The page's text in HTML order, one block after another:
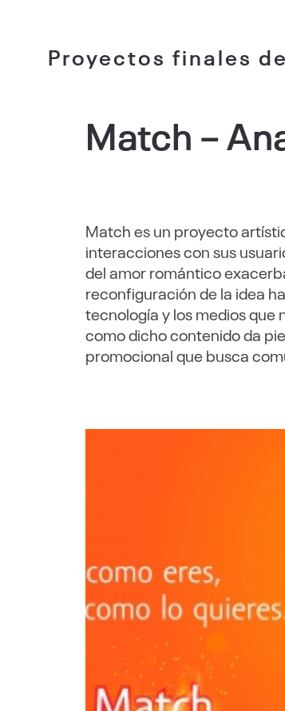
Proyectos finales
Match –
Match es un proyecto
interacciones con sus
del amor romántico
reconfiguración de la idea
tecnología y los medios
como dicho contenido da
promocional que busca